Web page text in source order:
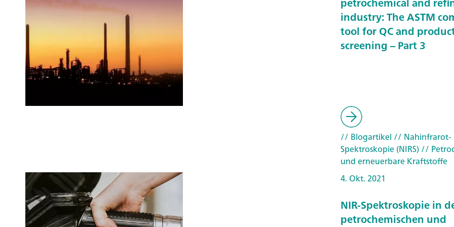
industry: The ASTM
tool for QC and
screening – Part 3
// Blogartikel // Nahinfrarot-
Spektroskopie (NIRS)//
und erneuerbare Kraftstoffe
4. Okt. 2021
NIR-Spektroskopie in
petrochemischen und